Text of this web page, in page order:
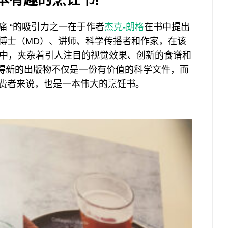
“的吸引力之一在于作者杰克-朗格在书中提出
士（MD）、讲师、科学传播者和作家，在该
，夹杂着引人注目的视觉效果、创新的食谱和
的出版物不仅是一份有价值的科学文件，而
来说，也是一本伟大的烹饪书。